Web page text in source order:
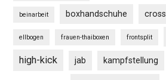
beinarbeit boxhandschuhe cross
ellbogen frauen-thaiboxen frontsplit
high-kick jab kampfstellung